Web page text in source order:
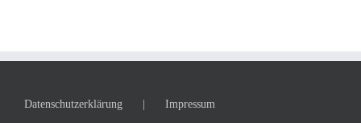
Datenschutzerklärung Impressum